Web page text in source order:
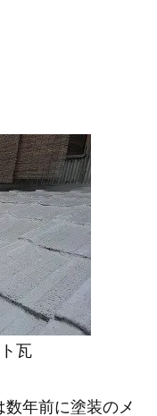
瓦
数年前に塗装のメ